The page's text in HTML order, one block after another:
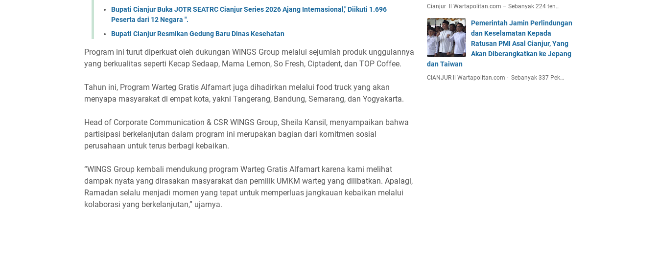
Bupati Cianjur Buka JOTR SEATRC Cianjur Series 2026 Ajang Internasional," Diikuti 1.696
Peserta dari 12 Negara ".
Bupati Cianjur Resmikan Gedung Baru Dinas Kesehatan
Program ini turut diperkuat oleh dukungan WINGS Group melalui sejumlah produk unggulannya
yang berkualitas seperti Kecap Sedaap, Mama Lemon, So Fresh, Ciptadent, dan TOP Coffee.
Tahun ini, Program Warteg Gratis Alfamart juga dihadirkan melalui food truck yang akan
menyapa masyarakat di empat kota, yakni Tangerang, Bandung, Semarang, dan Yogyakarta.
Head of Corporate Communication & CSR WINGS Group, Sheila Kansil, menyampaikan bahwa
partisipasi berkelanjutan dalam program ini merupakan bagian dari komitmen sosial
perusahaan untuk terus berbagi kebaikan.
“WINGS Group kembali mendukung program Warteg Gratis Alfamart karena kami melihat
dampak nyata yang dirasakan masyarakat dan pemilik UMKM warteg yang dilibatkan. Apalagi,
Ramadan selalu menjadi momen yang tepat untuk memperluas jangkauan kebaikan melalui
kolaborasi yang berkelanjutan,” ujarnya.
Cianjur ll Wartapolitan.com – Sebanyak 224 ten…
Pemerintah Jamin Perlindungan
dan Keselamatan Kepada
Ratusan PMI Asal Cianjur, Yang
Akan Diberangkatkan ke Jepang
dan Taiwan
CIANJUR ll Wartapolitan.com - Sebanyak 337 Pek…